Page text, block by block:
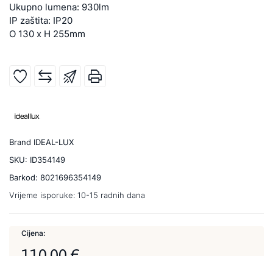
Ukupno lumena: 930lm
IP zaštita: IP20
O 130 x H 255mm
Brand IDEAL-LUX
SKU: ID354149
Barkod: 8021696354149
Vrijeme isporuke: 10-15 radnih dana
Cijena: